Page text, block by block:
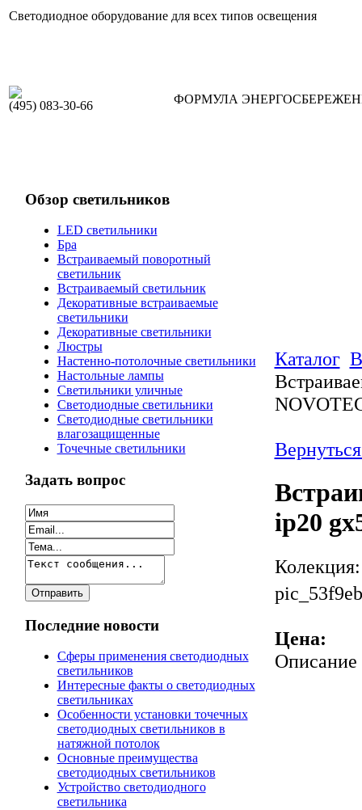
Светодиодное оборудование для всех типов освещения
(495) 083-30-66 ФОРМУЛА
Обзор светильников
LED светильники
Бра
Встраиваемый поворотный
светильник
Встраиваемый светильник
Декоративные встраиваемые
светильники
Декоративные светильники
Люстры
Настенно-потолочные светильники
Настольные лампы
Светильники уличные
Светодиодные светильники
Светодиодные светильники
влагозащищенные
Точечные светильники
Задать вопрос
Последние новости
Сферы применения светодиодных
светильников
Интересные факты о светодиодных
светильниках
Особенности установки точечных
светодиодных светильников в
натяжной потолок
Основные преимущества
светодиодных светильников
Устройство светодиодного
светильника
Каталог
ip20
Цена:
Описание